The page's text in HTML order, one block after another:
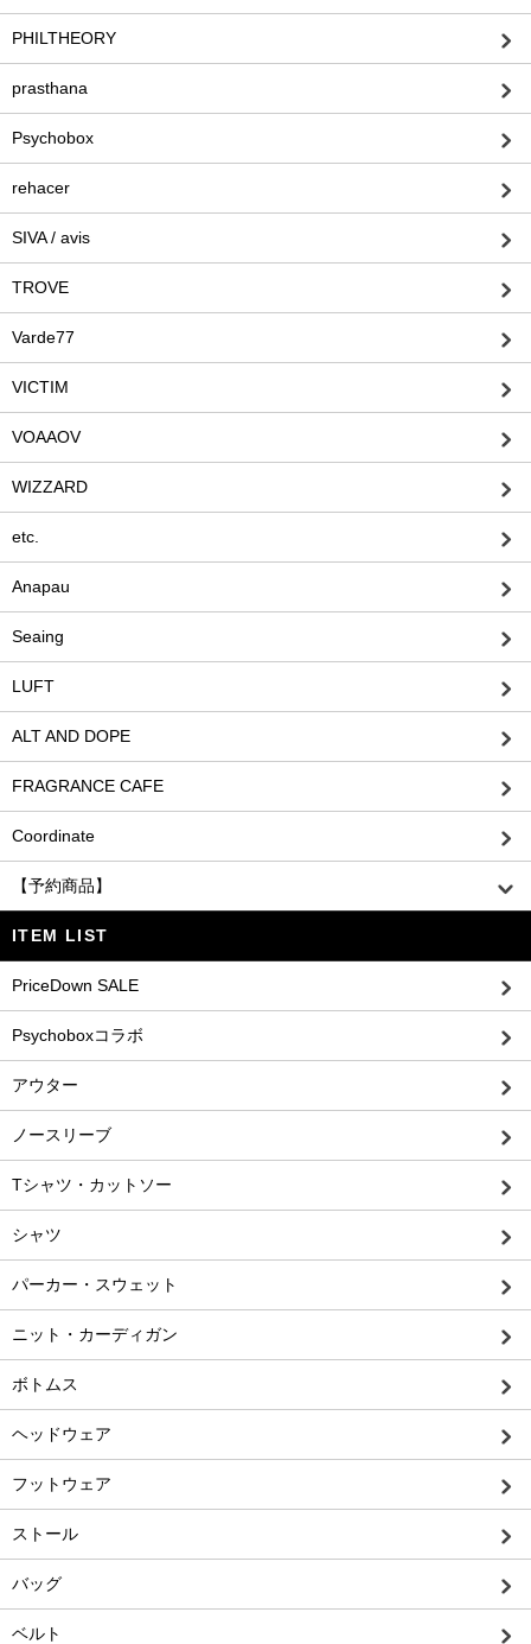
PHILTHEORY
prasthana
Psychobox
rehacer
SIVA / avis
TROVE
Varde77
VICTIM
VOAAOV
WIZZARD
etc.
Anapau
Seaing
LUFT
ALT AND DOPE
FRAGRANCE CAFE
Coordinate
【予約商品】
ITEM LIST
PriceDown SALE
Psychoboxコラボ
アウター
ノースリーブ
Tシャツ・カットソー
シャツ
パーカー・スウェット
ニット・カーディガン
ボトムス
ヘッドウェア
フットウェア
ストール
バッグ
ベルト